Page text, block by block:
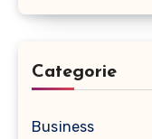
Categorie
Business